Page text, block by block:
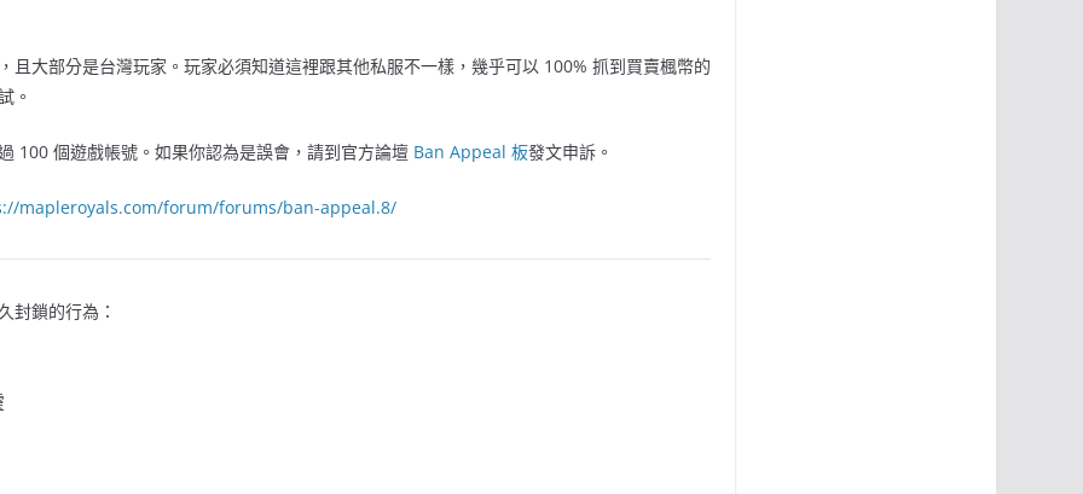
且大部分是台灣玩家。玩家必須知道這裡跟其他私服不一樣，幾乎可以 100% 抓到買賣楓幣的
。
100 個遊戲帳號。如果你認為是誤會，請到官方論壇 Ban Appeal 板發文申訴。
mapleroyals.com/forum/forums/ban-appeal.8/
封鎖的行為：